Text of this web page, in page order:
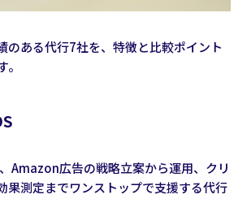
のある代行7社を、特徴と比較ポイント
Amazon広告の戦略立案から運用、クリ
果測定までワンストップで支援する代行